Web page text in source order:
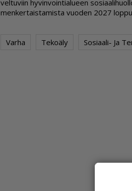
vel­tu­viin hy­vin­voin­ti­a­lu­een
men­ker­tais­ta­mis­ta vuo­den 2027
Varha Tekoäly Sosiaali- Ja